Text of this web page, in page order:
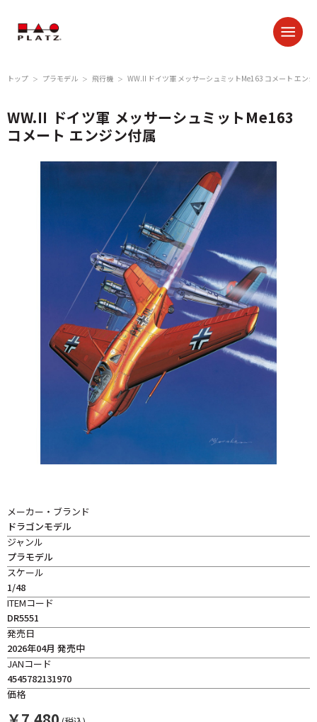
トップ ＞ プラモデル ＞ 飛行機 ＞ WW.II ドイツ軍 メッサーシュミットMe163 コメート エン
WW.II ドイツ軍 メッサーシュミットMe163
コメート エンジン付属
メーカー・ブランド
ドラゴンモデル
ジャンル
プラモデル
スケール
1/48
ITEMコード
DR5551
発売日
2026年04月 発売中
JANコード
4545782131970
価格